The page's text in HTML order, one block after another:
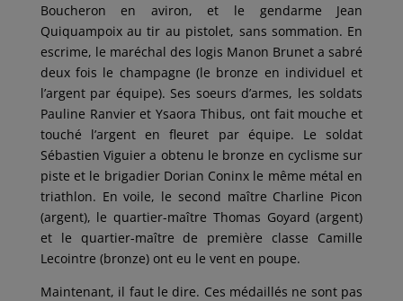
Boucheron en aviron, et le gendarme Jean
Quiquampoix au tir au pistolet, sans sommation. En
escrime, le maréchal des logis Manon Brunet a sabré
deux fois le champagne (le bronze en individuel et
l’argent par équipe). Ses soeurs d’armes, les soldats
Pauline Ranvier et Ysaora Thibus, ont fait mouche et
touché l’argent en fleuret par équipe. Le soldat
Sébastien Viguier a obtenu le bronze en cyclisme sur
piste et le brigadier Dorian Coninx le même métal en
triathlon. En voile, le second maître Charline Picon
(argent), le quartier-maître Thomas Goyard (argent)
et le quartier-maître de première classe Camille
Lecointre (bronze) ont eu le vent en poupe.
Maintenant, il faut le dire. Ces médaillés ne sont pas